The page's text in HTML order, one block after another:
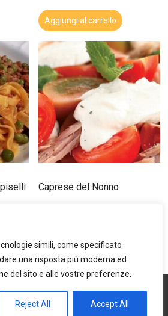
simili, come specificato
una risposta più moderna ed
del sito e alle vostre preferenze.
Reject All Accept All
Aggiungi al carrello
piselli
Caprese del Nonno
Lovi © | P.Iva 02233170394 | Powered
byMeta Proget